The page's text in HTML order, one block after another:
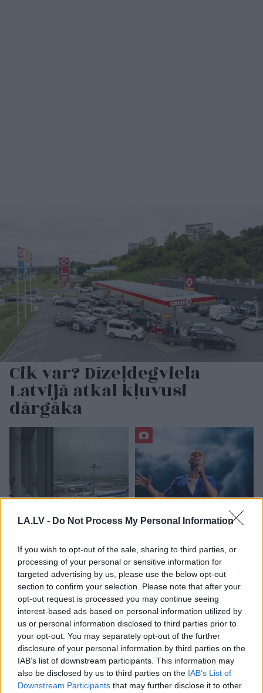
LA.LV - Do Not Process My Personal Information
If you wish to opt-out of the sale, sharing to third parties, or
processing of your personal or sensitive information for
targeted advertising by us, please use the below opt-out
section to confirm your selection. Please note that after your
opt-out request is processed you may continue seeing
interest-based ads based on personal information utilized by
us or personal information disclosed to third parties prior to
your opt-out. You may separately opt-out of the further
disclosure of your personal information by third parties on the
IAB’s list of downstream participants. This information may
also be disclosed by us to third parties on the IAB’s List of
Downstream Participants that may further disclose it to other
Cik var? Dīzeļdegviela
Latvijā atkal kļuvusi
dārgāka
līmeņa drauds!”
Eksperti brīdina par
bīstamu eskalāciju
Eiropā
tas pats…” Dons publicē
neredzētas fotogrāfijas
un aizkustinošas
pārdomas par savu
dzīvi